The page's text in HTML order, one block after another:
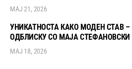
МАЈ 21, 2026
УНИКАТНОСТА КАКО МОДЕН СТАВ –
ОДБЛИСКУ СО МАЈА СТЕФАНОВСКИ
МАЈ 18, 2026